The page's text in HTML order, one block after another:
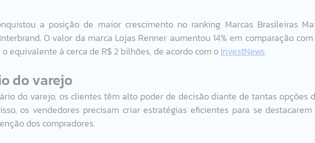
a posição de maior crescimento no ranking Marcas Brasileiras
O valor da marca Lojas Renner aumentou 14% em comparação
o equivalente à cerca de R$ 2 bilhões, de acordo com o InvestNews.
do varejo
do varejo, os clientes têm alto poder de decisão diante de tantas opções
os vendedores precisam criar estratégias eficientes para se
dos compradores.